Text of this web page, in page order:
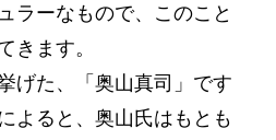
ラーなもので、このこと
きます。
げた、「奥山真司」です
よると、奥山氏はもとも